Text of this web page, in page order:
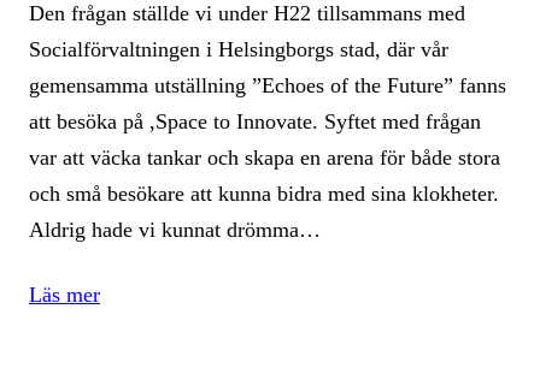
Den frågan ställde vi under H22 tillsammans med
Socialförvaltningen i Helsingborgs stad, där vår
gemensamma utställning ”Echoes of the Future” fanns
att besöka på ,Space to Innovate. Syftet med frågan
var att väcka tankar och skapa en arena för både stora
och små besökare att kunna bidra med sina klokheter.
Aldrig hade vi kunnat drömma…
Läs mer